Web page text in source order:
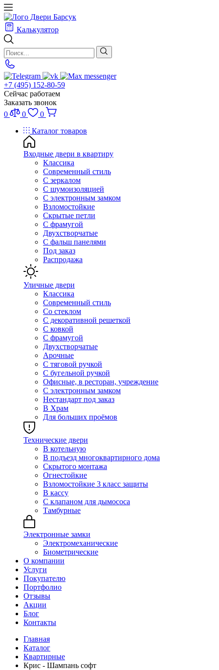
Калькулятор
+7 (495) 152-80-59
Сейчас работаем
Заказать звонок
0
0
0
Каталог товаров
Входные двери в квартиру
Классика
Современный стиль
С зеркалом
С шумоизоляцией
С электронным замком
Взломостойкие
Скрытые петли
С фрамугой
Двухстворчатые
С фальш панелями
Под заказ
Распродажа
Уличные двери
Классика
Современный стиль
Со стеклом
С декоративной решеткой
С ковкой
С фрамугой
Двухстворчатые
Арочные
С тяговой ручкой
С бугельной ручкой
Офисные, в ресторан, учреждение
С электронным замком
Нестандарт под заказ
В Храм
Для больших проёмов
Технические двери
В котельную
В подъезд многоквартирного дома
Скрытого монтажа
Огнестойкие
Взломостойкие 3 класс защиты
В кассу
С клапаном для дымососа
Тамбурные
Электронные замки
Электромеханические
Биометрические
О компании
Услуги
Покупателю
Портфолио
Отзывы
Акции
Блог
Контакты
Главная
Каталог
Квартирные
Крис - Шампань софт